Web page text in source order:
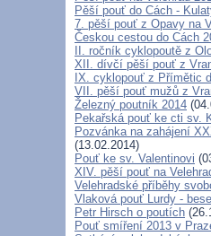
Pěší pouť do Cách -
7. pěší pouť z Opavy na
Českou cestou do Cách
II. ročník cyklopoutě z
XII. dívčí pěší pouť z
IX. cyklopouť z Přímětic
VII. pěší pouť mužů z
Železný poutník 2014
Pekařská pouť ke cti sv.
Pozvánka na zahájení
(13.02.2014)
Pouť ke sv. Valentinovi
XIV. pěší pouť na
Velehradské příběhy
Vlaková pouť Lurdy -
Petr Hirsch o poutích
Pouť smíření 2013 v